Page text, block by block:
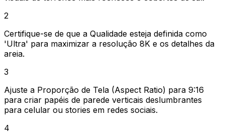
2
Certifique-se de que a Qualidade esteja definida como
'Ultra' para maximizar a resolução 8K e os detalhes da
areia.
3
Ajuste a Proporção de Tela (Aspect Ratio) para 9:16
para criar papéis de parede verticais deslumbrantes
para celular ou stories em redes sociais.
4